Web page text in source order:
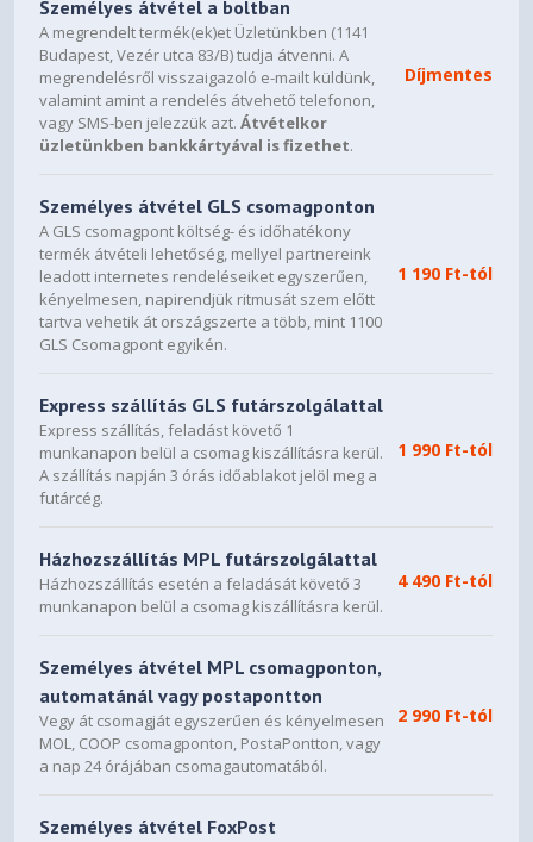
Battery 90Wh
Power Adapter 140W USB-C® GaN (3-pin)
DESIGN
Display
16" WUXGA (1920x1200) IPS
500nits Anti-glare, 100% sRGB,
60Hz, Low Power, Eyesafe®,
TÜV Low Blue Light
Touchscreen None
Screen-to-Body Ratio 91.7% (IPS models)
Color Calibration
Calibration
Pen Pen Not Supported
Keyboard
Dimensions (WxDxH)
354.3 × 241.0 × 9.9 / 15.8
(front / rear), 20.6 (maximum)
mm 13.95 x 9.49 x 0.39 / 0.62
(front / rear), 0.81 (maximum)
inches
Weight
Starting at 1.84 kg / 4.06 lbs
Black
Személyes átvétel a boltban
A megrendelt termék(ek)et Üzletünkben (1141
Budapest, Vezér utca 83/B) tudja átvenni. A
megrendelésről visszaigazoló e-mailt küldünk,
valamint amint a rendelés átvehető telefonon,
vagy SMS-ben jelezzük azt.Átvételkor
üzletünkben bankkártyával is fizethet.
Díjmentes
Személyes átvétel GLS csomagponton
A GLS csomagpont költség- és időhatékony
termék átvételi lehetőség, mellyel partnereink
leadott internetes rendeléseiket egyszerűen,
kényelmesen, napirendjük ritmusát szem előtt
tartva vehetik át országszerte a több, mint 1100
GLS Csomagpont egyikén.
1 190 Ft-tól
Express szállítás GLS futárszolgálattal
Express szállítás, feladást követő 1
munkanapon belül a csomag kiszállításra kerül.
A szállítás napján 3 órás időablakot jelöl meg a
futárcég.
1 990 Ft-tól
Házhozszállítás MPL futárszolgálattal
Házhozszállítás esetén a feladását követő 3
munkanapon belül a csomag kiszállításra kerül.
4 490 Ft-tól
Személyes átvétel MPL csomagponton,
automatánál vagy postapontton
Vegy át csomagját egyszerűen és kényelmesen
MOL, COOP csomagponton, PostaPontton, vagy
a nap 24 órájában csomagautomatából.
2 990 Ft-tól
Személyes átvétel FoxPost